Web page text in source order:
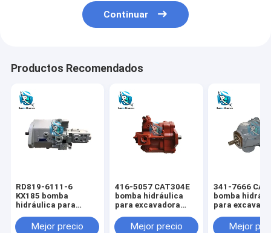
Continuar
Productos Recomendados
RD819-6111-6
KX185 bomba
hidráulica para
Mejor precio
416-5057 CAT304E
bomba hidráulica
para excavadora
Mejor precio
341-7666
bomba
para
Mejor